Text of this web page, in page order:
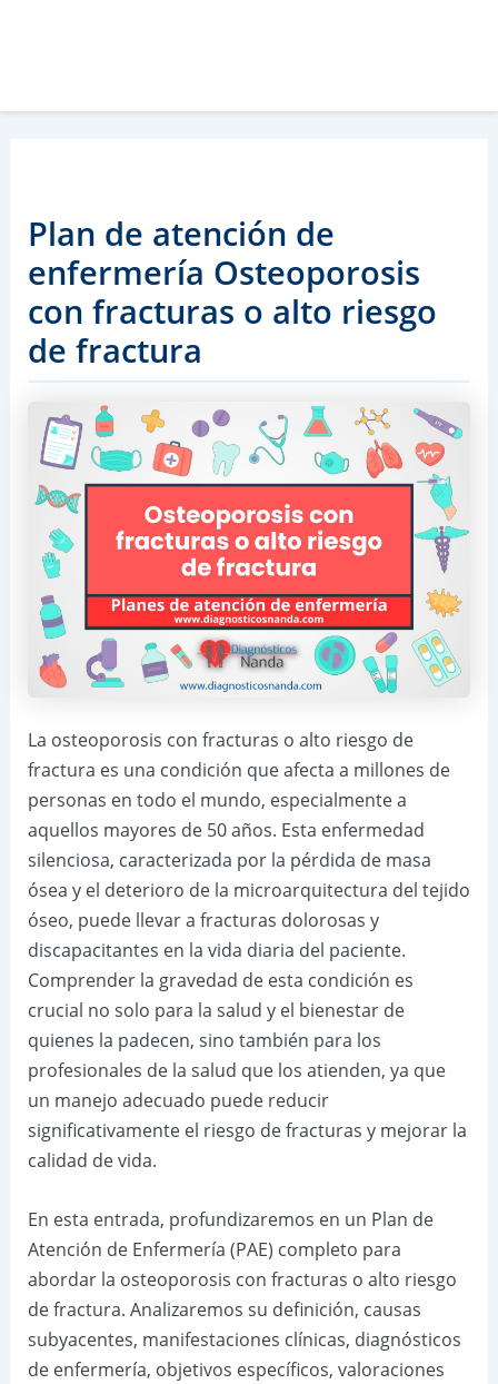
Plan de atención de
enfermería Osteoporosis
con fracturas o alto riesgo
de fractura
La osteoporosis con fracturas o alto riesgo de
fractura es una condición que afecta a millones de
personas en todo el mundo, especialmente a
aquellos mayores de 50 años. Esta enfermedad
silenciosa, caracterizada por la pérdida de masa
ósea y el deterioro de la microarquitectura del tejido
óseo, puede llevar a fracturas dolorosas y
discapacitantes en la vida diaria del paciente.
Comprender la gravedad de esta condición es
crucial no solo para la salud y el bienestar de
quienes la padecen, sino también para los
profesionales de la salud que los atienden, ya que
un manejo adecuado puede reducir
significativamente el riesgo de fracturas y mejorar la
calidad de vida.
En esta entrada, profundizaremos en un Plan de
Atención de Enfermería (PAE) completo para
abordar la osteoporosis con fracturas o alto riesgo
de fractura. Analizaremos su definición, causas
subyacentes, manifestaciones clínicas, diagnósticos
de enfermería, objetivos específicos, valoraciones